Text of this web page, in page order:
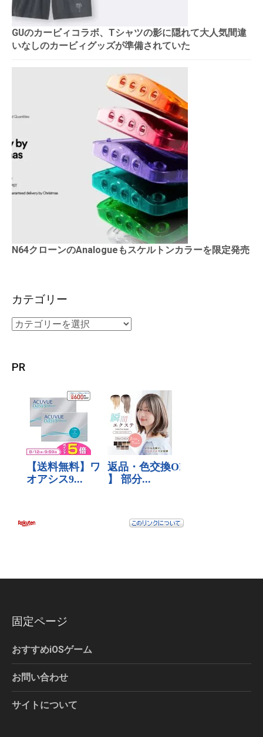
GUのカービィコラボ、Tシャツの影に隠れて大人気間違
いなしのカービィグッズが準備されていた
N64クローンのAnalogueもスケルトンカラーを限定発売
カテゴリー
PR
固定ページ
おすすめiOSゲーム
お問い合わせ
サイトについて